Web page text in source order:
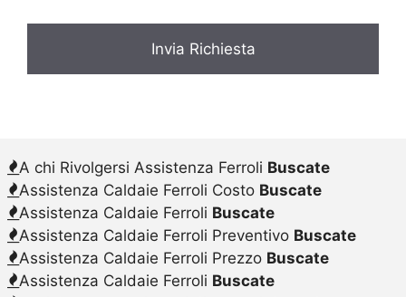
A chi Rivolgersi Assistenza Ferroli Buscate
Assistenza Caldaie Ferroli Costo Buscate
Assistenza Caldaie Ferroli Buscate
Assistenza Caldaie Ferroli Preventivo Buscate
Assistenza Caldaie Ferroli Prezzo Buscate
Assistenza Caldaie Ferroli Buscate